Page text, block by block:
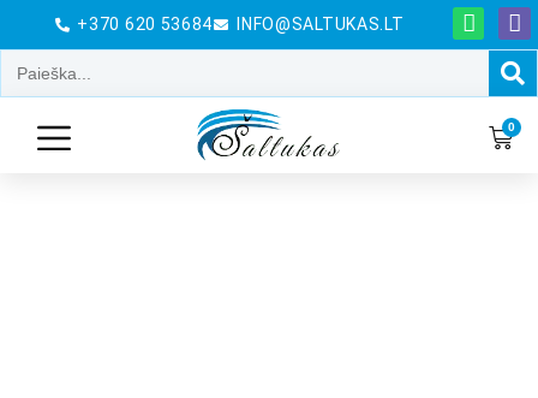
+370 620 53684 INFO@SALTUKAS.LT
0